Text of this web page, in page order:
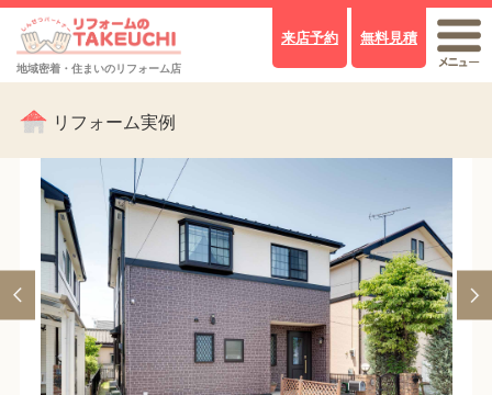
地域密着・住まいのリフォーム店
来店予約 無料見積
リフォーム実例